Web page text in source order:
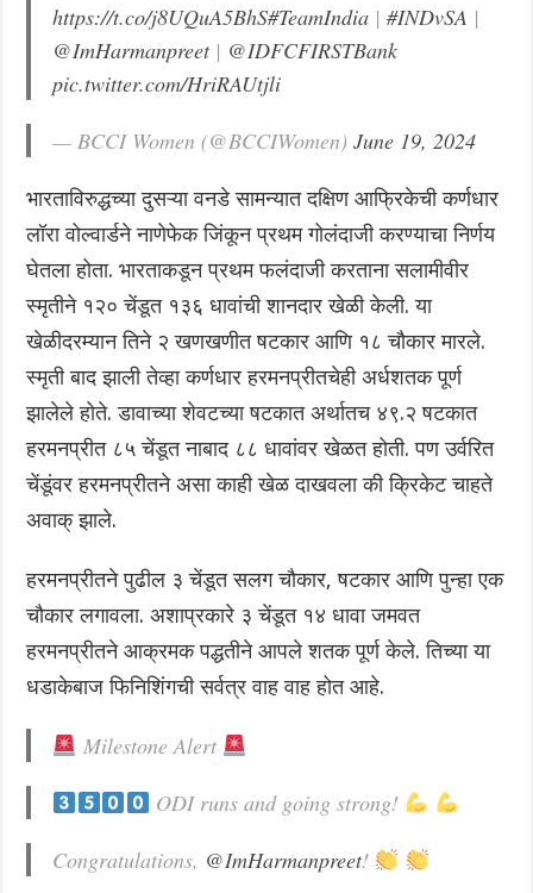
https://t.co/j8UQuA5BhS#TeamIndia |#INDvSA |
@ImHarmanpreet| @IDFCFIRSTBank
pic.twitter.com/HriRAUtjli
— BCCI Women (@BCCIWomen)June 19, 2024
भारताविरुद्धच्या दुसऱ्या वनडे सामन्यात दक्षिण आफ्रिकेची कर्णधार
लॉरा वोल्वार्डने नाणेफेक जिंकून प्रथम गोलंदाजी करण्याचा निर्णय
घेतला होता. भारताकडून प्रथम फलंदाजी करताना सलामीवीर
स्मृतीने १२० चेंडूत १३६ धावांची शानदार खेळी केली. या
खेळीदरम्यान तिने २ खणखणीत षटकार आणि १८ चौकार मारले.
स्मृती बाद झाली तेव्हा कर्णधार हरमनप्रीतचेही अर्धशतक पूर्ण
झालेले होते. डावाच्या शेवटच्या षटकात अर्थातच ४९.२ षटकात
हरमनप्रीत ८५ चेंडूत नाबाद ८८ धावांवर खेळत होती. पण उर्वरित
चेंडूंवर हरमनप्रीतने असा काही खेळ दाखवला की क्रिकेट चाहते
अवाक् झाले.
हरमनप्रीतने पुढील ३ चेंडूत सलग चौकार, षटकार आणि पुन्हा एक
चौकार लगावला. अशाप्रकारे ३ चेंडूत १४ धावा जमवत
हरमनप्रीतने आक्रमक पद्धतीने आपले शतक पूर्ण केले. तिच्या या
धडाकेबाज फिनिशिंगची सर्वत्र वाह वाह होत आहे.
Milestone Alert
ODI runs and going strong!
Congratulations, @ImHarmanpreet!